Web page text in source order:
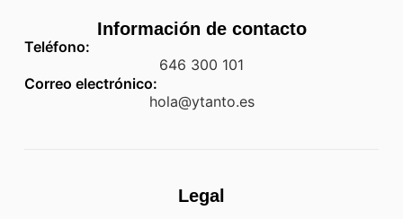
Información de contacto
Teléfono:
646 300 101
Correo electrónico:
hola@ytanto.es
Legal